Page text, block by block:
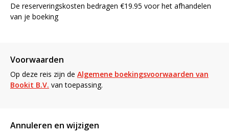
De reserveringskosten bedragen €19.95 voor het afhandelen
van je boeking
Voorwaarden
Op deze reis zijn de Algemene boekingsvoorwaarden van
Bookit B.V. van toepassing.
Annuleren en wijzigen